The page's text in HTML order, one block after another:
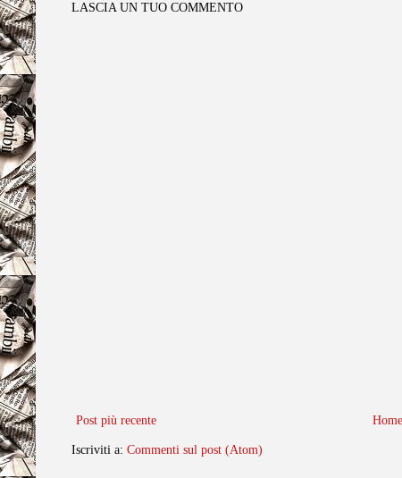
LASCIA UN TUO COMMENTO
Post più recente
Iscriviti a: Commenti sul post (Atom)